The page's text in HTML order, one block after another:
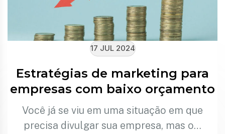
17 JUL 2024
Estratégias de marketing para
empresas com baixo orçamento
Você já se viu em uma situação em que
precisa divulgar sua empresa, mas o…